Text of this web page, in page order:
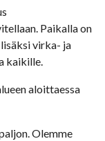
Paikalla on
lisäksi virka- ja
kaikille.
aloittaessa
Olemme